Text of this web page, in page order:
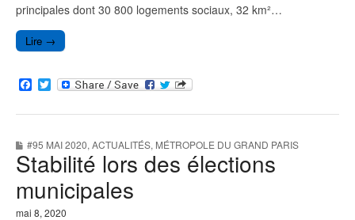
principales dont 30 800 logements sociaux, 32 km²…
Lire →
F
a
c
o
o
k
T
w
i
e
r
#95 MAI 2020, ACTUALITÉS, MÉTROPOLE DU GRAND PARIS
Stabilité lors des élections
municipales
mai 8, 2020